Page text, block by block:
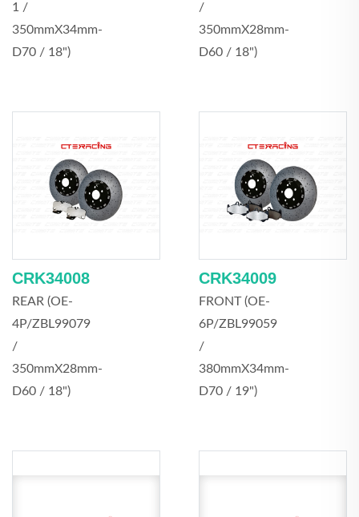
1 /
350mmX34mm-
D70 / 18")
/
350mmX28mm-
D60 / 18")
CRK34008
REAR (OE-
4P/ZBL99079
/
350mmX28mm-
D60 / 18")
CRK34009
FRONT (OE-
6P/ZBL99059
/
380mmX34mm-
D70 / 19")